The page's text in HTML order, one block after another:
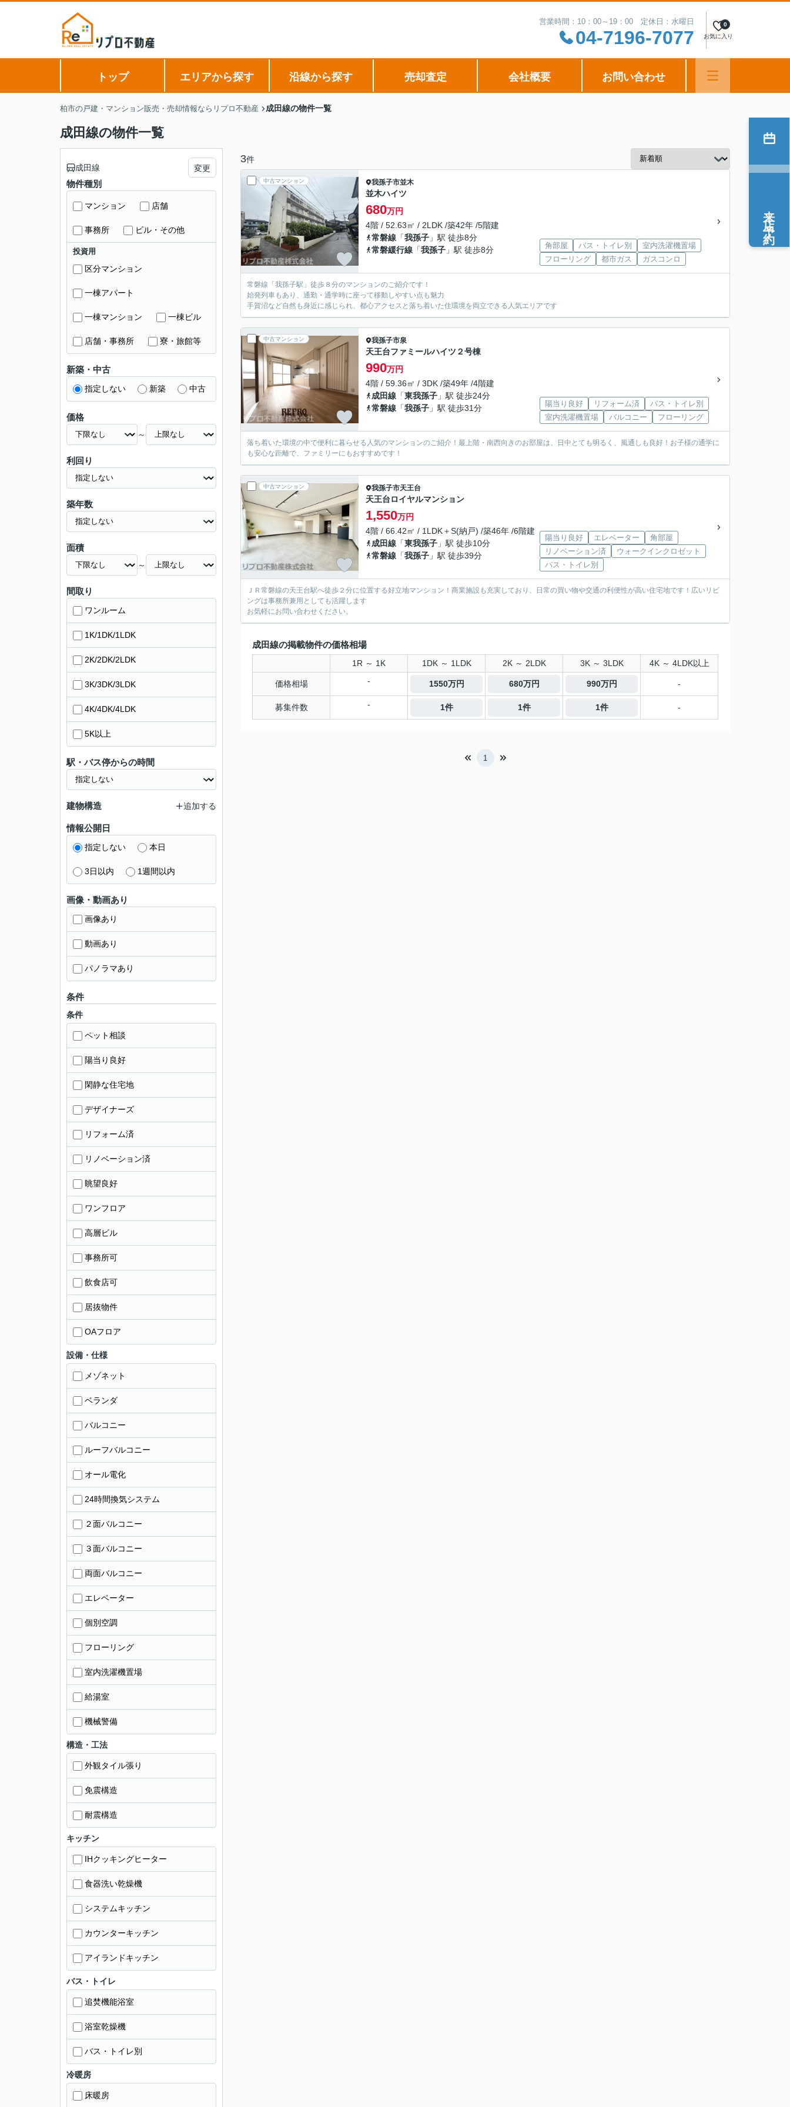
営業時間：10：00～19：00 定休日：水曜日
04-7196-7077 お気に入り
0
トップ エリアから探す 沿線から探す 売却査定 会社概要 お問い合わせ
柏市の戸建・マンション販売・売却情報ならリプロ不動産 成田線の物件一覧
成田線の物件一覧
3件
中古マンション 我孫子市並木
並木ハイツ
680万円
4階 / 52.63㎡ / 2LDK /築42年 /5階建
常磐線 「我孫子 」駅 徒歩8分
常磐緩行線 「我孫子 」駅 徒歩8分 角部屋 バス・トイレ別
室内洗濯機置場
フローリング
都市ガス ガスコンロ
常磐線「我孫子駅」徒歩８分のマンションのご紹介です！
始発列車もあり、通勤・通学時に座って移動しやすい点も魅力
手賀沼など自然も身近に感じられ、都心アクセスと落ち着いた住環境を両立できる人気エリアです
中古マンション 我孫子市泉
天王台ファミールハイツ２号棟
990万円
4階 / 59.36㎡ / 3DK /築49年 /4階建
成田線 「東我孫子 」駅 徒歩24分
常磐線 「我孫子 」駅 徒歩31分 陽当り良好 リフォーム済
バス・トイレ別
室内洗濯機置場
バルコニー フローリング
落ち着いた環境の中で便利に暮らせる人気のマンションのご紹介！最上階・南西向きのお部屋は、日中とても明るく、風通しも良好！お子様の通学に
も安心な距離で、ファミリーにもおすすめです！
中古マンション 我孫子市天王台
天王台ロイヤルマンション
1,550万円
4階 / 66.42㎡ / 1LDK＋S(納戸) /築46年 /6階建
成田線 「東我孫子 」駅 徒歩10分
常磐線 「我孫子 」駅 徒歩39分
陽当り良好 エレベーター
角部屋
リノベーション済
ウォークインクロゼット
バス・トイレ別
ＪＲ常磐線の天王台駅へ徒歩２分に位置する好立地マンション！商業施設も充実しており、日常の買い物や交通の利便性が高い住宅地です！広いリビ
ングは事務所兼用としても活躍します
お気軽にお問い合わせください。
成田線の掲載物件の価格相場
1R ～ 1K 1DK ～ 1LDK 2K ～ 2LDK 3K ～ 3LDK 4K ～ 4LDK以上
価格相場 - 1550万円 680万円 990万円 -
募集件数 - 1件 1件 1件 -
1
成田線 変更
物件種別
マンション 店舗
事務所 ビル・その他
投資用
区分マンション
一棟アパート
一棟マンション 一棟ビル
店舗・事務所 寮・旅館等
新築・中古
指定しない 新築 中古
価格
～
利回り
築年数
面積
～
間取り
ワンルーム
1K/1DK/1LDK
2K/2DK/2LDK
3K/3DK/3LDK
4K/4DK/4LDK
5K以上
駅・バス停からの時間
建物構造 追加する
情報公開日
指定しない 本日
3日以内 1週間以内
画像・動画あり
画像あり
動画あり
パノラマあり
条件
条件
ペット相談
陽当り良好
閑静な住宅地
デザイナーズ
リフォーム済
リノベーション済
眺望良好
ワンフロア
高層ビル
事務所可
飲食店可
居抜物件
OAフロア
設備・仕様
メゾネット
ベランダ
バルコニー
ルーフバルコニー
オール電化
24時間換気システム
２面バルコニー
３面バルコニー
両面バルコニー
エレベーター
個別空調
フローリング
室内洗濯機置場
給湯室
機械警備
構造・工法
外観タイル張り
免震構造
耐震構造
キッチン
IHクッキングヒーター
食器洗い乾燥機
システムキッチン
カウンターキッチン
アイランドキッチン
バス・トイレ
追焚機能浴室
浴室乾燥機
バス・トイレ別
冷暖房
床暖房
来店予約